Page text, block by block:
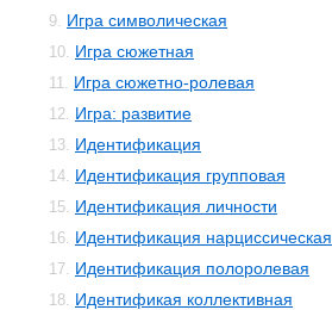
9. Игра символическая
10. Игра сюжетная
11. Игра сюжетно-ролевая
12. Игра: развитие
13. Идентификация
14. Идентификация групповая
15. Идентификация личности
16. Идентификация нарциссическая
17. Идентификация полоролевая
18. Идентификая коллективная